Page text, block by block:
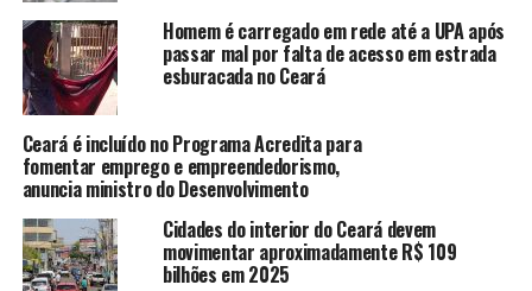
FECHADO
FUNDAMENTO HASHTAG
MOVIMENTAR
NEGA
PEDIDO PORTA-VOZ REDE RESPOSTA
REUTERS
RUMORES
SÉRIA SAVETWITTER SOCIAL
A SEGUIR
UE planeja regras mais rígidas para WhatsApp e Skype,
diz jornal
NÃO PERCA
Bug no Instagram permite salvar histórias que deveriam
sumir em 24 horas
Homem é carregado em rede até a UPA após
passar mal por falta de acesso em estrada
esburacada no Ceará
Ceará é incluído no Programa Acredita para
fomentar emprego e empreendedorismo,
anuncia ministro do Desenvolvimento
Cidades do interior do Ceará devem
movimentar aproximadamente R$ 109
bilhões em 2025